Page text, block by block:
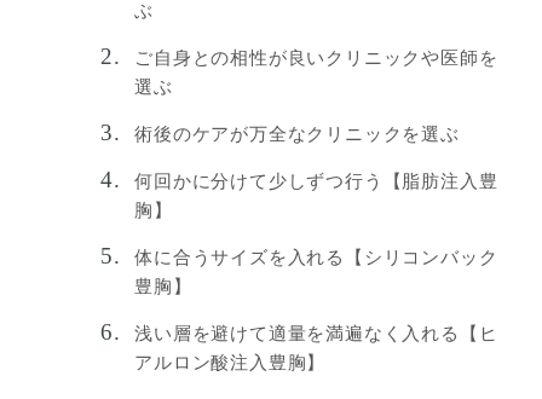
ぶ
ご自身との相性が良いクリニックや医師を
選ぶ
術後のケアが万全なクリニックを選ぶ
何回かに分けて少しずつ行う【脂肪注入豊
胸】
体に合うサイズを入れる【シリコンバック
豊胸】
浅い層を避けて適量を満遍なく入れる【ヒ
アルロン酸注入豊胸】